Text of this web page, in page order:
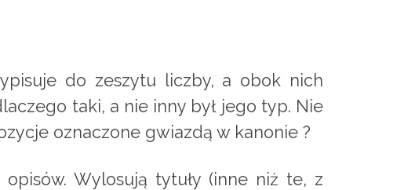
do zeszytu liczby, a obok nich
taki, a nie inny był jego typ. Nie
oznaczone gwiazdą w kanonie ?
Wylosują tytuły (inne niż te, z